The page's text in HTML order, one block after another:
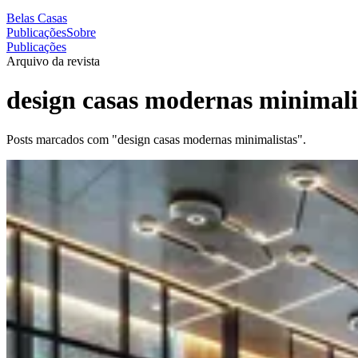
Belas Casas
PublicaçõesSobre
Publicações
Arquivo da revista
design casas modernas
Posts marcados com "design casas modernas minimalistas".